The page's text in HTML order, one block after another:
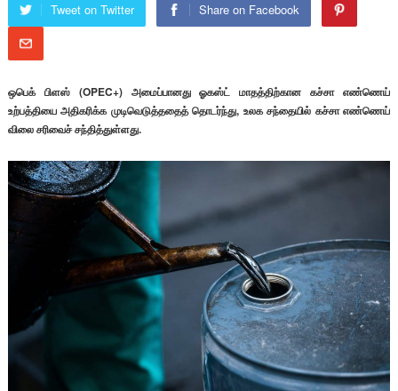
Tweet on Twitter Share on Facebook
ஒபெக் பிளஸ் (OPEC+) அமைப்பானது ஓகஸ்ட் மாதத்திற்கான கச்சா எண்ணெய்
உற்பத்தியை அதிகரிக்க முடிவெடுத்ததைத் தொடர்ந்து, உலக சந்தையில் கச்சா எண்ணெய்
விலை சரிவைச் சந்தித்துள்ளது.